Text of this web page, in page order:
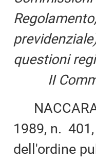
questioni
II
1989, n.
dell'ordine